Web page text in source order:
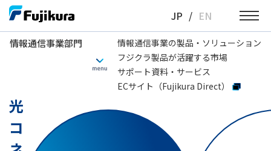
Skip
content
JP / EN
情報通信事業部門
情報通信事業の製品・ソリューション
フジクラ製品が活躍する市場
サポート資料・サービス
ECサイト（Fujikura Direct）
光コネクタ付きコード・ケーブル製品群
光
コ